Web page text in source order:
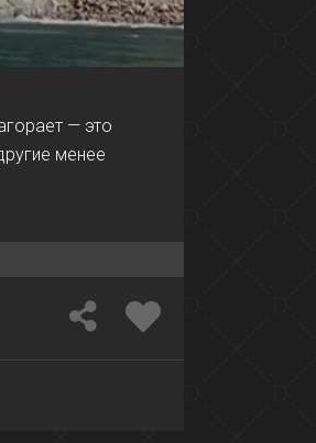
— это
менее